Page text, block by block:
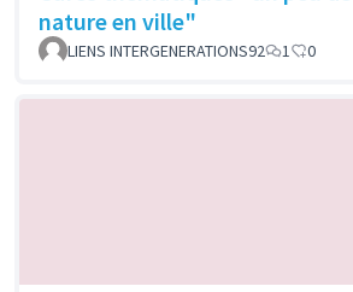
nature en ville"
LIENS INTERGENERATIONS92 1 0